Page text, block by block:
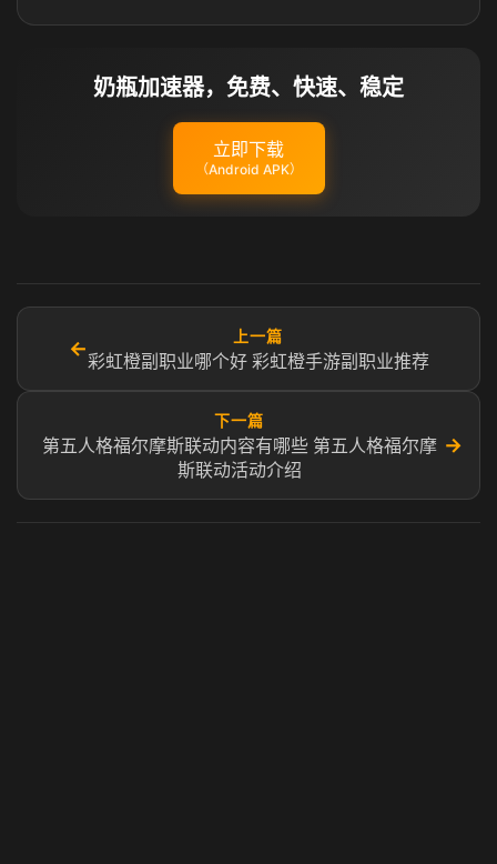
奶瓶加速器，免费、快速、稳定
立即下载
（Android APK）
←
上一篇
彩虹橙副职业哪个好 彩虹橙手游副职业推荐
下一篇
第五人格福尔摩斯联动内容有哪些 第五人格福尔摩
斯联动活动介绍
→